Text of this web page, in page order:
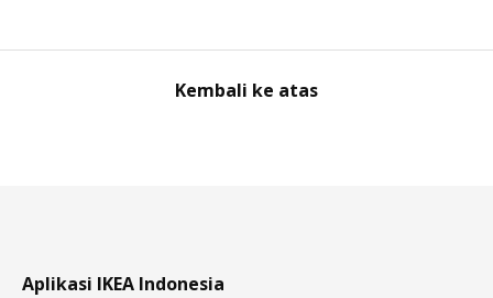
Kembali ke atas
Aplikasi IKEA Indonesia